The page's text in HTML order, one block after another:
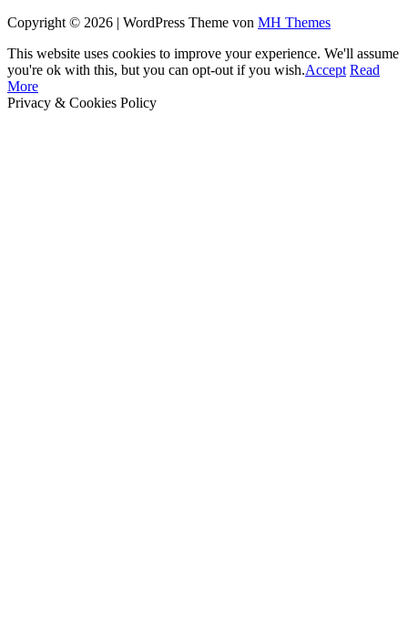
Copyright © 2026 | WordPress Theme von MH Themes
This website uses cookies to improve your experience. We'll assume
you're ok with this, but you can opt-out if you wish.Accept Read
More
Privacy & Cookies Policy